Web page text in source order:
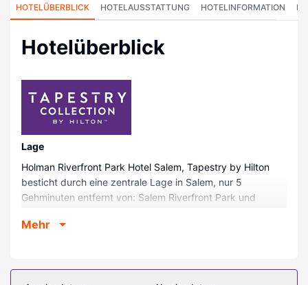
HOTELÜBERBLICK HOTELAUSSTATTUNG HOTELINFORMATION
Hotelüberblick
Lage
Holman Riverfront Park Hotel Salem, Tapestry by Hilton
besticht durch eine zentrale Lage in Salem, nur 5
Gehminuten entfernt von: Salem Riverfront Park und
Convention Center und 0,3 km von Salem Riverfront
Mehr